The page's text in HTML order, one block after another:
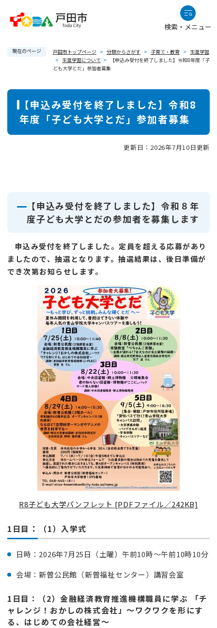
検索・メニュー
現在のページ 戸田市トップページ > 分類からさがす > 子育て・教育 > 生涯学習
> 生涯学習について >
【申込み受付を終了しました】令和8年度「子
ども大学とだ」参加者募集
本
【申込み受付を終了しました】令和8
年度「子ども大学とだ」参加者募集
更新日：2026年7月10日更新
【申込み受付を終了しました】令和８年
度子ども大学とだの参加者を募集します
申込み受付を終了しました。定員を超える応募があり
ましたので、抽選となります。抽選結果は、後日準備が
でき次第お知らせします。
R8子ども大学パンフレット [PDFファイル／242KB]
1日目 ： （1）入学式
日時：2026年7月25日（土曜）午前10時～午前10時10分
会場：新曽公民館（新曽福祉センター）講習会室
1日目：（2）金融経済教育推進機構職員に学ぶ 「チ
ャレンジ！おかしの株式会社」～ワクワクを形にす
る、はじめての会社経営～​